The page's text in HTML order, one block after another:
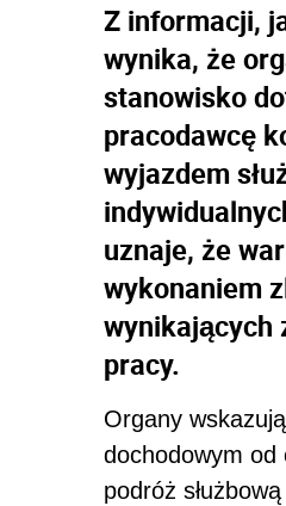
Z informacji,
wynika, że
stanowisko
pracodawcę
wyjazdem
uznaje, że
wykonaniem
wynikających
pracy.
Organy
dochodowym od
podróż